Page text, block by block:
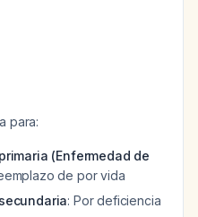
para:
(Enfermedad de
de por vida
: Por deficiencia